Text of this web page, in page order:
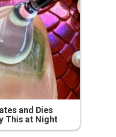
and Dies
This at Night